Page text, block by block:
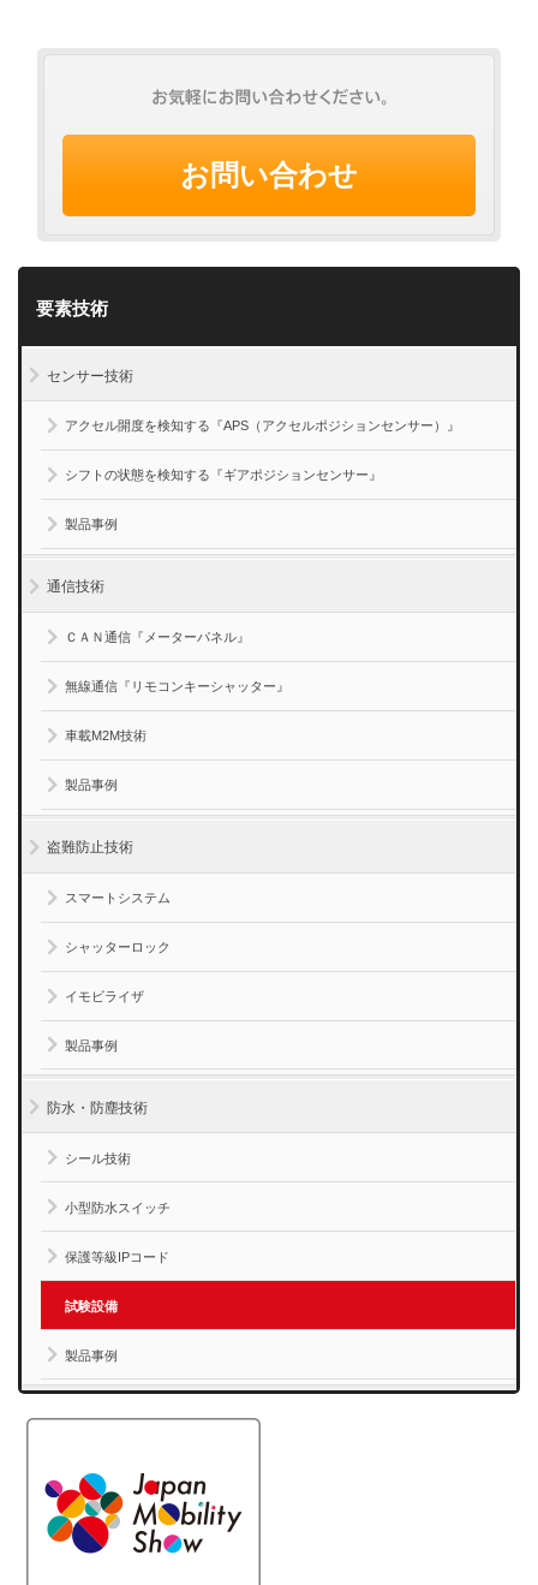
お問い合わせ
要素技術
センサー技術
アクセル開度を検知する『APS（アクセルポジションセンサー）』
シフトの状態を検知する『ギアポジションセンサー』
製品事例
通信技術
ＣＡＮ通信『メーターパネル』
無線通信『リモコンキーシャッター』
車載M2M技術
製品事例
盗難防止技術
スマートシステム
シャッターロック
イモビライザ
製品事例
防水・防塵技術
シール技術
小型防水スイッチ
保護等級IPコード
試験設備
製品事例